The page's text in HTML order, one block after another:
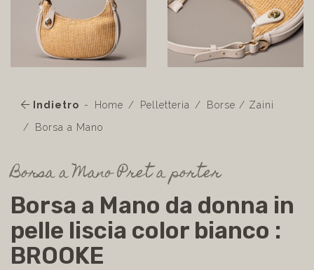
Indietro Home Pelletteria
Borse / Zaini
Borsa a Mano
Borsa a Mano Pret a porter
Borsa a Mano da donna in
pelle liscia color bianco :
BROOKE